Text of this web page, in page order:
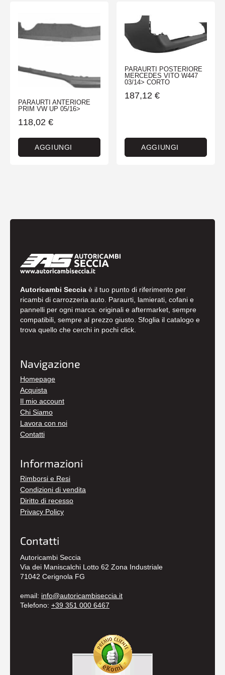
PARAURTI ANTERIORE
PRIM VW UP 05/16>
118,02 €
AGGIUNGI
PARAURTI POSTERIORE
MERCEDES VITO W447
03/14> CORTO
187,12 €
AGGIUNGI
Autoricambi Seccia è il tuo punto di riferimento per
ricambi di carrozzeria auto. Paraurti, lamierati, cofani e
pannelli per ogni marca: originali e aftermarket, sempre
compatibili, sempre al prezzo giusto. Sfoglia il catalogo e
trova quello che cerchi in pochi click.
Navigazione
Homepage
Acquista
Il mio account
Chi Siamo
Lavora con noi
Contatti
Informazioni
Rimborsi e Resi
Condizioni di vendita
Diritto di recesso
Privacy Policy
Contatti
Autoricambi Seccia
Via dei Maniscalchi Lotto 62 Zona Industriale
71042 Cerignola FG
email: info@autoricambiseccia.it
Telefono: +39 351 000 6467